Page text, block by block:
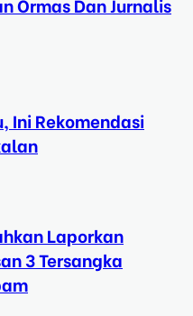
Ormas Dan Jurnalis
Ini Rekomendasi
Laporkan
3 Tersangka